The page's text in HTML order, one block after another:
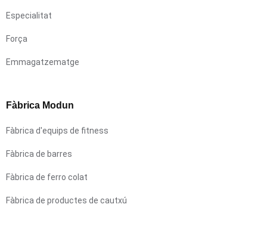
Especialitat
Força
Emmagatzematge
Fàbrica Modun
Fàbrica d'equips de fitness
Fàbrica de barres
Fàbrica de ferro colat
Fàbrica de productes de cautxú